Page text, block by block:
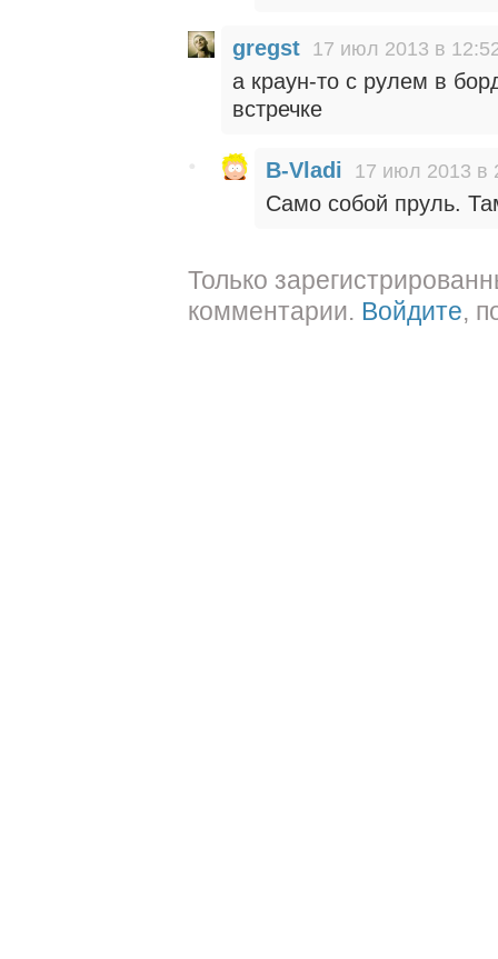
gregst 17 июл 2013 в
а краун-то с рулем в
встречке
B-Vladi 17 июл 2013 в
Само собой пруль.
Только
комментарии. Войдите,